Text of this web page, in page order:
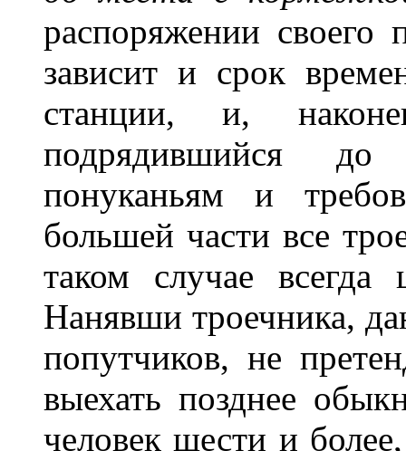
распоряжении своего
зависит и срок
станции, и,
подрядившийся до
понуканьям и
большей части все
таком случае
Нанявши троечника,
попутчиков, не
выехать позднее
человек шести и